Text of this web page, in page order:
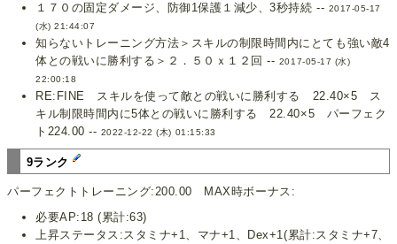
１７０の固定ダメージ、防御1保護１減少、3秒持続 -- 2017-05-17
(水) 21:44:07
知らないトレーニング方法＞スキルの制限時間内にとても強い敵4
体との戦いに勝利する＞２．５０ｘ１２回 -- 2017-05-17 (水)
22:00:18
RE:FINE スキルを使って敵との戦いに勝利する 22.40×5 ス
キル制限時間内に5体との戦いに勝利する 22.40×5 パーフェク
ト224.00 -- 2022-12-22 (木) 01:15:33
9ランク
パーフェクトトレーニング:200.00 MAX時ボーナス:
必要AP:18 (累計:63)
上昇ステータス:スタミナ+1、マナ+1、Dex+1(累計:スタミナ+7、